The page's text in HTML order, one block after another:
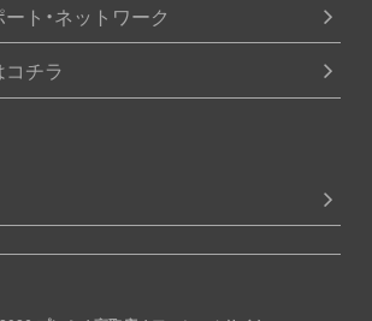
ト・ネットワーク
チラ